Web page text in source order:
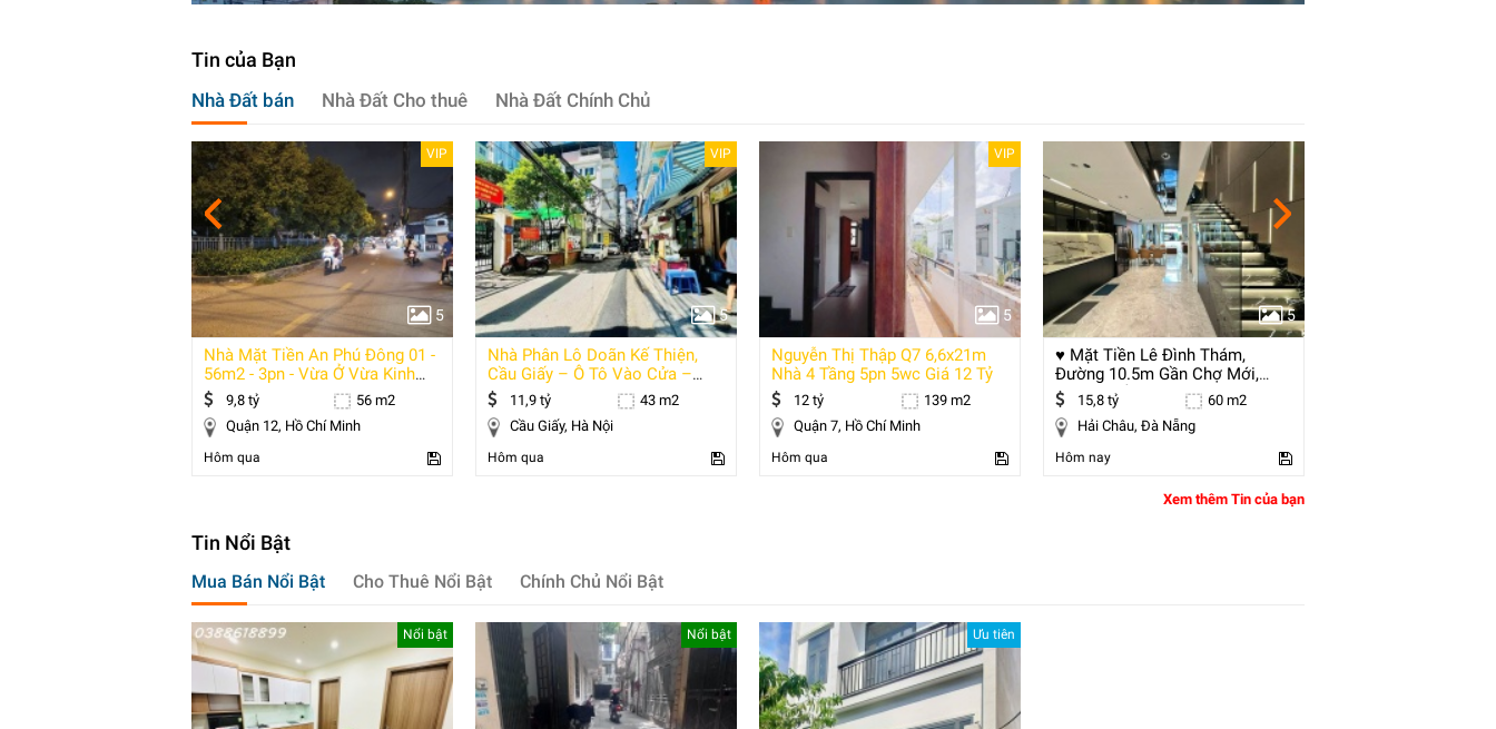
Tin của Bạn
Nhà Đất bán Nhà Đất Cho thuê Nhà Đất Chính Chủ
5
VIP
Nhà Mặt Tiền An Phú Đông 01 -
56m2 - 3pn - Vừa Ở Vừa Kinh
Doanh
9,8 tỷ
56 m2
Quận 12, Hồ Chí Minh
Hôm qua
5
VIP
Nhà Phân Lô Doãn Kế Thiện,
Cầu Giấy – Ô Tô Vào Cửa –
Kinh Doanh –
11,9 tỷ
43 m2
Cầu Giấy, Hà Nội
Hôm qua
5
VIP
Nguyễn Thị Thập Q7 6,6x21m
Nhà 4 Tầng 5pn 5wc Giá 12 Tỷ
12 tỷ
139 m2
Quận 7, Hồ Chí Minh
Hôm qua
5
♥ Mặt Tiền Lê Đình Thám,
Đường 10.5m Gần Chợ Mới,
60m2, 5 Tầng Dòng
15,8 tỷ
60 m2
Hải Châu, Đà Nẵng
Hôm nay
Xem thêm Tin của bạn
Tin Nổi Bật
Mua Bán Nổi Bật Cho Thuê Nổi Bật Chính Chủ Nổi Bật
Nổi bật Nổi bật Ưu tiên